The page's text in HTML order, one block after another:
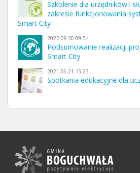
Szkolenie dla urzędników i
zakresie funkcjonowania
Smart City
2022-09-30 09:54
Podsumowanie realizacji
Smart City
2021-06-21 15:23
Spotkania edukacyjne dla